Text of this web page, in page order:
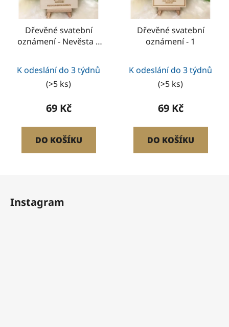
Dřevěné svatební
oznámení - Nevěsta a
K odeslání do 3 týdnů
(>5 ks)
69 Kč
DO KOŠÍKU
Dřevěné svatební
oznámení - 1
K odeslání do 3 týdnů
(>5 ks)
69 Kč
DO KOŠÍKU
Instagram